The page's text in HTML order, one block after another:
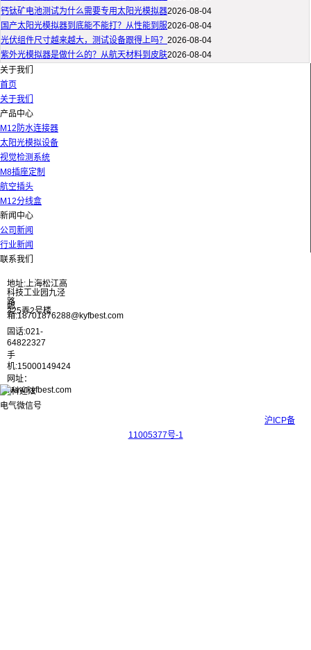
钙钛矿电池测试为什么需要专用太阳光模拟器2026-08-04
国产太阳光模拟器到底能不能打？从性能到服2026-08-04
光伏组件尺寸越来越大，测试设备跟得上吗？ 2026-08-04
紫外光模拟器是做什么的？从航天材料到皮肤2026-08-04
关于我们
首页
关于我们
产品中心
M12防水连接器
太阳光模拟设备
视觉检测系统
M8插座定制
航空插头
M12分线盒
新闻中心
公司新闻
行业新闻
联系我们
地址:上海松江高
科技工业园九泾
路
325弄2号楼
邮
箱:18701876288@kyfbest.com
固话:021-
64822327
手
机:15000149424
网址：
www.kyfbest.com
沪ICP备
11005377号-1